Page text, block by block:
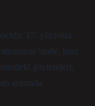
17. yüzyılda
bazı
gözlemleri,
arasında